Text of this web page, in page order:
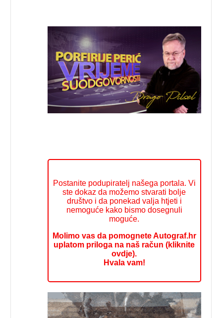
Postanite podupiratelj našega portala. Vi
ste dokaz da možemo stvarati bolje
društvo i da ponekad valja htjeti i
nemoguće kako bismo dosegnuli
moguće.
Molimo vas da pomognete Autograf.hr
uplatom priloga na naš račun (kliknite
ovdje).
Hvala vam!